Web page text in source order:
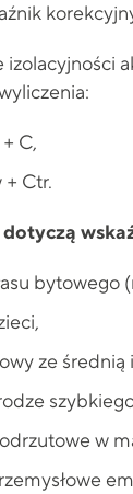
C,
+ Ctr.
bytowego
ze średnią
w